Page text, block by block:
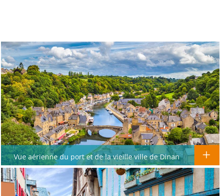
Vue aérienne du port et de la vieille ville de Dinan